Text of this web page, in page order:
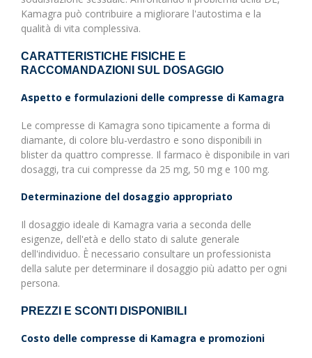
Kamagra può contribuire a migliorare l'autostima e la
qualità di vita complessiva.
CARATTERISTICHE FISICHE E
RACCOMANDAZIONI SUL DOSAGGIO
Aspetto e formulazioni delle compresse di Kamagra
Le compresse di Kamagra sono tipicamente a forma di
diamante, di colore blu-verdastro e sono disponibili in
blister da quattro compresse. Il farmaco è disponibile in vari
dosaggi, tra cui compresse da 25 mg, 50 mg e 100 mg.
Determinazione del dosaggio appropriato
Il dosaggio ideale di Kamagra varia a seconda delle
esigenze, dell'età e dello stato di salute generale
dell'individuo. È necessario consultare un professionista
della salute per determinare il dosaggio più adatto per ogni
persona.
PREZZI E SCONTI DISPONIBILI
Costo delle compresse di Kamagra e promozioni